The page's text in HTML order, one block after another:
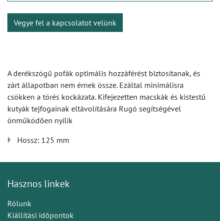
Vegye fel a kapcsolatot velünk
A derékszögű pofák optimális hozzáférést biztosítanak, és
zárt állapotban nem érnek össze. Ezáltal minimálisra
csökken a törés kockázata. Kifejezetten macskák és kistestű
kutyák tejfogainak eltávolítására Rugó segítségével
önműködően nyílik
Hossz: 125 mm
Hasznos linkek
Rólunk
Kiállítási időpontok